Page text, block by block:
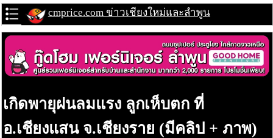
cmprice.com ข่าวเชียงใหม่และลำพูน
เกิดพายุฝนลมแรง ลูกเห็บตก ที่
อ.เชียงแสน จ.เชียงราย (มีคลิป + ภาพ)